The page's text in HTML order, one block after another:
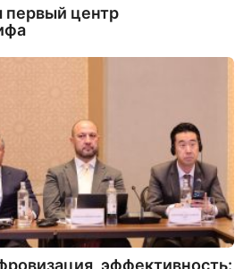
первый центр
эффективность: